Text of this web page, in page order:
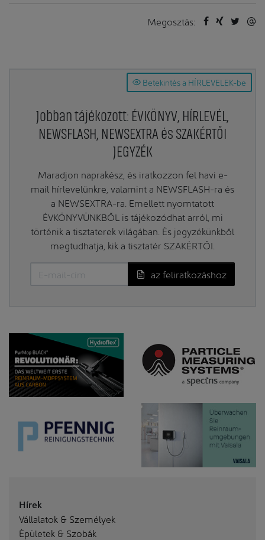
Megosztás:
Betekintés a HÍRLEVELEK-be
Jobban tájékozott: ÉVKÖNYV, HÍRLEVÉL,
NEWSFLASH, NEWSEXTRA és SZAKÉRTŐI
JEGYZÉK
Maradjon naprakész, és iratkozzon fel havi e-
mail hírlevelünkre, valamint a NEWSFLASH-ra és
a NEWSEXTRA-ra. Emellett nyomtatott
ÉVKÖNYVÜNKBŐL is tájékozódhat arról, mi
történik a tisztaterek világában. És jegyzékünkből
megtudhatja, kik a tisztatér SZAKÉRTŐI.
az feliratkozáshoz
Hírek
Vállalatok & Személyek
Épületek & Szobák